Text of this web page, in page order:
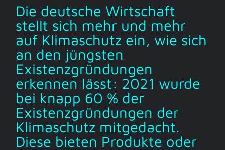
Die deutsche Wirtschaft
stellt sich mehr und mehr
auf Klimaschutz ein, wie sich
an den jüngsten
Existenzgründungen
erkennen lässt: 2021 wurde
bei knapp 60 % der
Existenzgründungen der
Klimaschutz mitgedacht.
Diese bieten Produkte oder